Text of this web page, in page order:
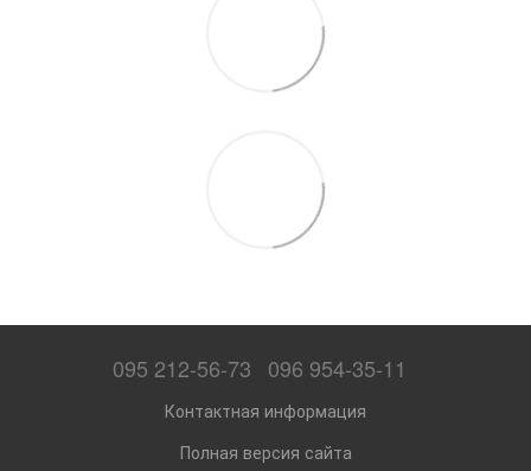
095 212-56-73 096 954-35-11
Контактная информация
Полная версия сайта